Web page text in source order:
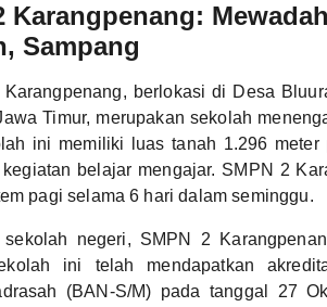
Karangpenang:
Sampang
berlokasi di Desa
Timur, merupakan sekolah
ini memiliki luas tanah 1.296
belajar mengajar. SMPN 2
pagi selama 6 hari dalam seminggu.
sekolah negeri, SMPN 2
ini telah mendapatkan
(BAN-S/M) pada tanggal 27